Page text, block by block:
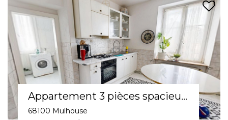
Appartement 3 pièces spacieux à louer à Mulhouse
68100 Mulhouse